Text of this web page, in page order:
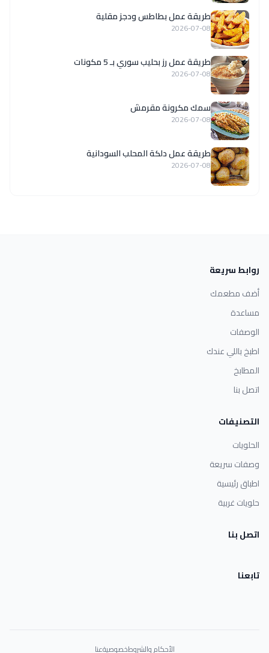
طريقة عمل بطاطس ودجز مقلية
2026-07-08
طريقة عمل رز بحليب سوري بـ 5 مكونات
2026-07-08
سمك مكرونة مقرمش
2026-07-08
طريقة عمل دلكة المحلب السودانية
2026-07-08
روابط سريعة
أضف مطعمك
مساعدة
الوصفات
اطبخ باللي عندك
المطابخ
اتصل بنا
التصنيفات
الحلويات
وصفات سريعة
اطباق رئيسية
حلويات غربية
اتصل بنا
تابعنا
الأحكام والشروطخصوصيةعنا